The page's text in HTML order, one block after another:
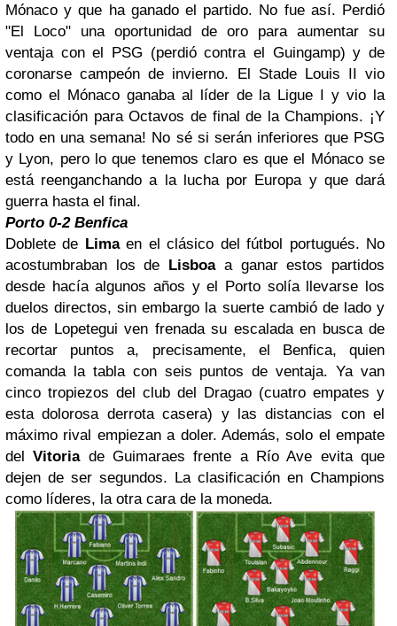
Mónaco y que ha ganado el partido. No fue así. Perdió
"El Loco" una oportunidad de oro para aumentar su
ventaja con el PSG (perdió contra el Guingamp) y de
coronarse campeón de invierno. El Stade Louis II vio
como el Mónaco ganaba al líder de la Ligue I y vio la
clasificación para Octavos de final de la Champions. ¡Y
todo en una semana! No sé si serán inferiores que PSG
y Lyon, pero lo que tenemos claro es que el Mónaco se
está reenganchando a la lucha por Europa y que dará
guerra hasta el final.
Porto 0-2 Benfica
Doblete de Limaen el clásico del fútbol portugués. No
acostumbraban los de Lisboaa ganar estos partidos
desde hacía algunos años y el Porto solía llevarse los
duelos directos, sin embargo la suerte cambió de lado y
los de Lopetegui ven frenada su escalada en busca de
recortar puntos a, precisamente, el Benfica, quien
comanda la tabla con seis puntos de ventaja. Ya van
cinco tropiezos del club del Dragao (cuatro empates y
esta dolorosa derrota casera) y las distancias con el
máximo rival empiezan a doler. Además, solo el empate
delVitoriade Guimaraes frente a Río Ave evita que
dejen de ser segundos. La clasificación en Champions
como líderes, la otra cara de la moneda.